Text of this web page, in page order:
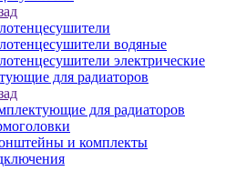
водяные
электрические
для радиаторов
для радиаторов
и комплекты